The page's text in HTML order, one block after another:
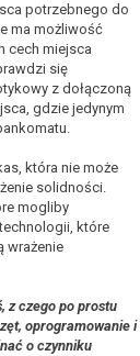
potrzebnego do
ma możliwość
cech miejsca
się
z dołączoną
gdzie jedynym
która nie może
solidności.
mogliby
które
wrażenie
z czego po prostu
oprogramowanie i
o czynniku